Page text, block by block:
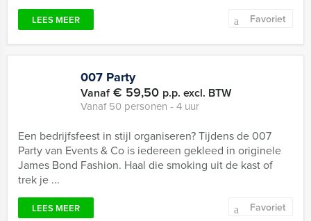
LEES MEER Favoriet
007 Party
Vanaf€ 59,50 p.p. excl. BTW
Vanaf 50 personen ‐ 4 uur
Een bedrijfsfeest in stijl organiseren? Tijdens de 007
Party van Events & Co is iedereen gekleed in originele
James Bond Fashion. Haal die smoking uit de kast of
trek je ...
LEES MEER Favoriet